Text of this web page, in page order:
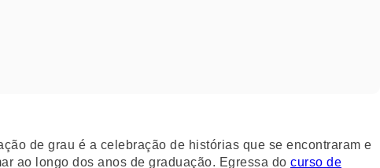
de grau é a celebração de histórias que se encontraram e
ao longo dos anos de graduação. Egressa do curso de